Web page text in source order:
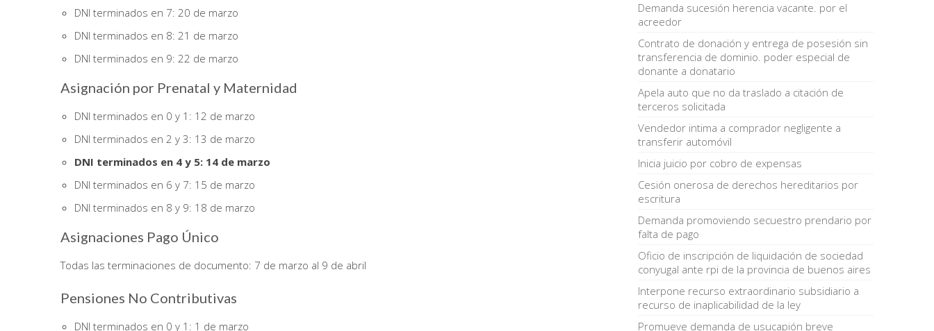
DNI terminados en 7: 20 de marzo
DNI terminados en 8: 21 de marzo
DNI terminados en 9: 22 de marzo
Asignación por Prenatal y Maternidad
DNI terminados en 0 y 1: 12 de marzo
DNI terminados en 2 y 3: 13 de marzo
DNI terminados en 4 y 5: 14 de marzo
DNI terminados en 6 y 7: 15 de marzo
DNI terminados en 8 y 9: 18 de marzo
Asignaciones Pago Único
Todas las terminaciones de documento: 7 de marzo al 9 de abril
Pensiones No Contributivas
DNI terminados en 0 y 1: 1 de marzo
Demanda sucesión herencia vacante. por el
acreedor
Contrato de donación y entrega de posesión sin
transferencia de dominio. poder especial de
donante a donatario
Apela auto que no da traslado a citación de
terceros solicitada
Vendedor intima a comprador negligente a
transferir automóvil
Inicia juicio por cobro de expensas
Cesión onerosa de derechos hereditarios por
escritura
Demanda promoviendo secuestro prendario por
falta de pago
Oficio de inscripción de liquidación de sociedad
conyugal ante rpi de la provincia de buenos aires
Interpone recurso extraordinario subsidiario a
recurso de inaplicabilidad de la ley
Promueve demanda de usucapión breve